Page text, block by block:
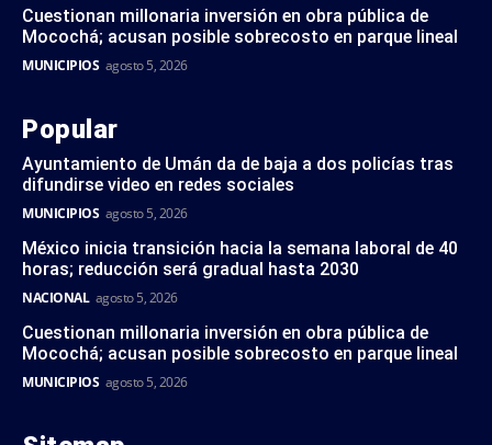
Cuestionan millonaria inversión en obra pública de
Mocochá; acusan posible sobrecosto en parque lineal
MUNICIPIOS agosto 5, 2026
Popular
Ayuntamiento de Umán da de baja a dos policías tras
difundirse video en redes sociales
MUNICIPIOS agosto 5, 2026
México inicia transición hacia la semana laboral de 40
horas; reducción será gradual hasta 2030
NACIONAL agosto 5, 2026
Cuestionan millonaria inversión en obra pública de
Mocochá; acusan posible sobrecosto en parque lineal
MUNICIPIOS agosto 5, 2026